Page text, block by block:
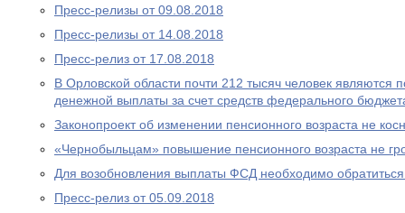
Пресс-релизы от 09.08.2018
Пресс-релизы от 14.08.2018
Пресс-релиз от 17.08.2018
В Орловской области почти 212 тысяч человек являются
денежной выплаты за счет средств федерального
Законопроект об изменении пенсионного возраста не
«Чернобыльцам» повышение пенсионного возраста не
Для возобновления выплаты ФСД необходимо
Пресс-релиз от 05.09.2018